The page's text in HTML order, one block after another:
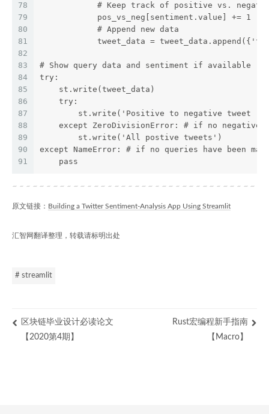
78
79
80
81
82
83
84
85
86
87
88
89
90
91
# Keep track of positive vs.
            pos_vs_neg[sentiment.value] += 1
            # Append new data
tweet_data =
# Show query data and sentiment if available
try:
    st.write(tweet_data)
    try:
st.write('Positive to negative tweet
except ZeroDivisionError: # if no negative
        st.write('All postive tweets')
except NameError: # if no queries have been
    pass
原文链接： Building a Twitter Sentiment-Analysis App Using Streamlit
汇智网翻译整理，转载请标明出处
# streamlit
区块链毕业设计必读论文
【2020第4期】
Rust宏编程新手指南
【Macro】